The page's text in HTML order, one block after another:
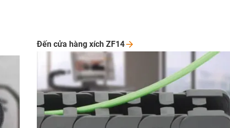
Đến cửa hàng xích ZF14